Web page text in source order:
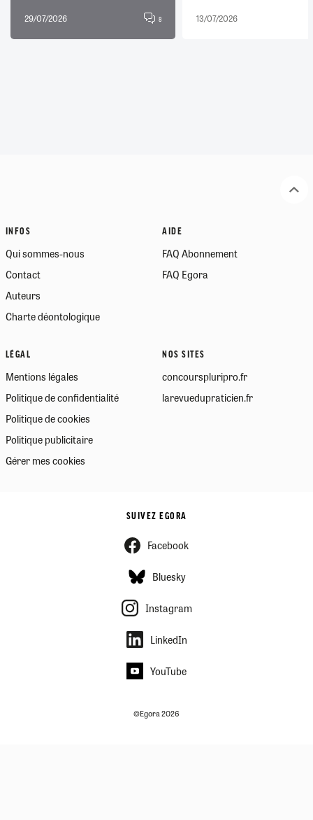
29/07/2026 8 13/07/2026
INFOS
Qui sommes-nous
Contact
Auteurs
Charte déontologique
AIDE
FAQ Abonnement
FAQ Egora
LÉGAL
Mentions légales
Politique de confidentialité
Politique de cookies
Politique publicitaire
Gérer mes cookies
NOS SITES
concourspluripro.fr
larevuedupraticien.fr
SUIVEZ EGORA
Facebook
Bluesky
Instagram
LinkedIn
YouTube
©Egora 2026